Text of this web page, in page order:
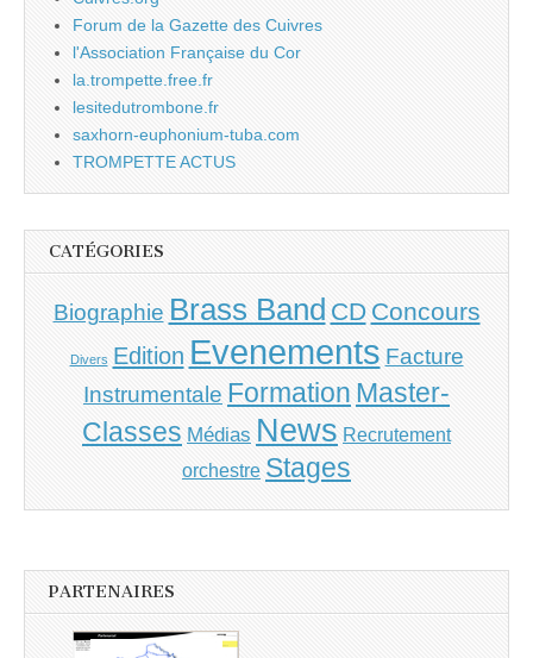
Forum de la Gazette des Cuivres
l'Association Française du Cor
la.trompette.free.fr
lesitedutrombone.fr
saxhorn-euphonium-tuba.com
TROMPETTE ACTUS
CATÉGORIES
Biographie Brass Band CD Concours
Divers Edition Evenements Facture
Instrumentale Formation Master-
Classes Médias News Recrutement
orchestre Stages
PARTENAIRES